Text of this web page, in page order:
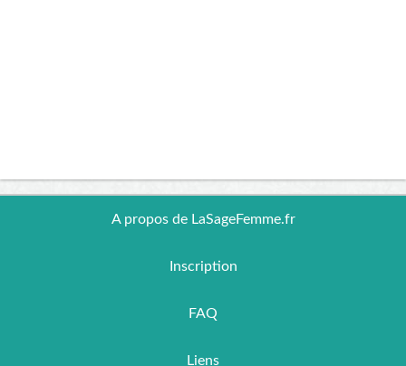
A propos de LaSageFemme.fr
Inscription
FAQ
Liens